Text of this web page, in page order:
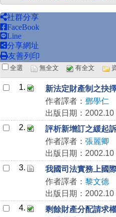
社群分享
FaceBook
Line
分享網址
友善列印
全選 無全文 有全文
1.
新法定財產制之抉
作者譯者： 鄧學仁
出版日期：2002.10
2.
評析新增訂之緩起
作者譯者： 張麗卿
出版日期：2002.10
3.
我國司法實務上國
作者譯者： 黎文德
出版日期：2002.10
4.
剩餘財產分配請求